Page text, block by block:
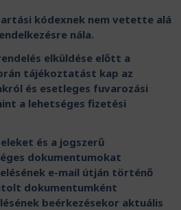
kódexnek nem vetette alá
nála.
elküldése előtt a
tájékoztatást kap az
és esetleges fuvarozási
a lehetséges fizetési
és a jogszerű
dokumentumokat
e-mail útján történő
dokumentumként
beérkezésekor aktuális